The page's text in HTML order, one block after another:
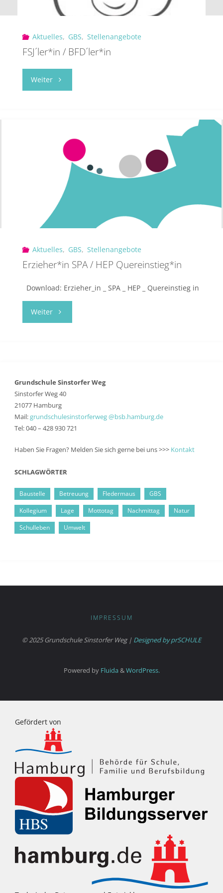
Aktuelles, GBS, Stellenangebote
FSJ´ler*in / BFD´ler*in
Weiter"FSJ
BFD
´ler*in"
Aktuelles, GBS, Stellenangebote
Erzieher*in SPA / HEP Quereinstieg*in
Download: Erzieher_in _ SPA _ HEP _ Quereinstieg in
Weiter"Erzieher*in
Quereinstieg*in"
Grundschule Sinstorfer Weg
Sinstorfer Weg 40
21077 Hamburg
Mail:grundschulesinstorferweg @bsb.hamburg.de
Tel: 040 – 428 930 721
Haben Sie Fragen? Melden Sie sich gerne bei uns >>> Kontakt
SCHLAGWÖRTER
Baustelle Betreuung Fledermaus GBS
Kollegium Lage Mottotag Nachmittag Natur
Schulleben Umwelt
IMPRESSUM
© 2025 Grundschule Sinstorfer Weg | Designed by prSCHULE
Powered byFluida&WordPress.
Gefördert von